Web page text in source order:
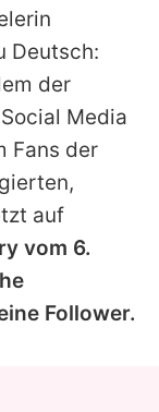
Deutsch:
der
Media
Fans der
auf
vom 6.
Follower.